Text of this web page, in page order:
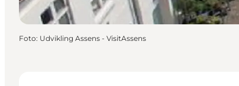
Foto: Udvikling Assens - VisitAssens